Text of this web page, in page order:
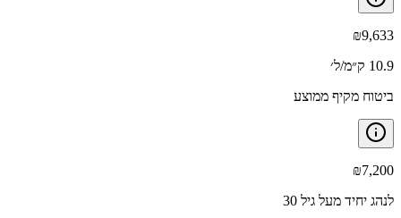
₪9,633
10.9 ק״מ/ל׳
ביטוח מקיף ממוצע
₪7,200
לנהג יחיד מעל גיל 30